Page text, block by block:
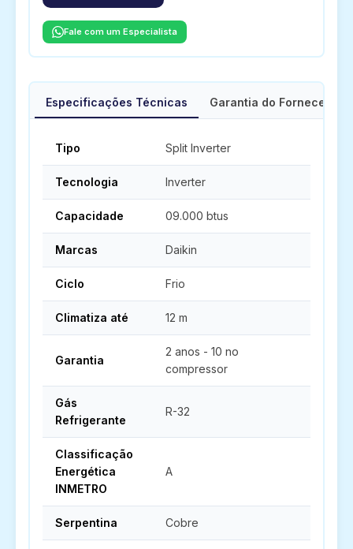
Fale com um Especialista
Especificações Técnicas Garantia do Fornecedor
Tipo Split Inverter
Tecnologia Inverter
Capacidade 09.000 btus
Marcas Daikin
Ciclo Frio
Climatiza até 12 m
Garantia
2 anos - 10 no
compressor
Gás
Refrigerante
R-32
Classificação
Energética
INMETRO
A
Serpentina Cobre